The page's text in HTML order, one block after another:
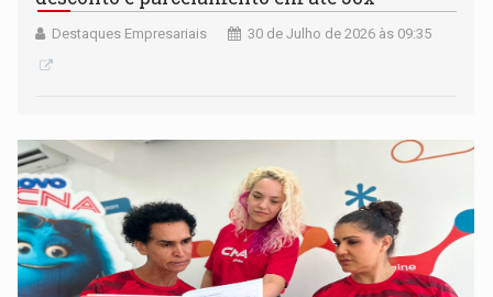
Destaques Empresariais 30 de Julho de 2026 às 09:35